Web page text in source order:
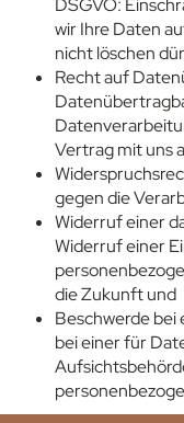
DSGVO:
wir Ihre Daten
nicht löschen
Recht auf
Vertrag mit uns
gegen die
Widerruf einer
Widerruf einer
die Zukunft und
Beschwerde
bei einer für